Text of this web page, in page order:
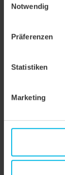
Einstellungen
Notwendig
Präferenzen
Statistiken
Marketing
superficie
costruzione
applicazione